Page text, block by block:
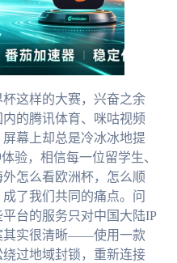
这样的大赛，兴奋之余
的腾讯体育、咪咕视频
幕上却总是冷冰冰地提
验，相信每一位留学生、
怎么看欧洲杯，怎么顺
了我们共同的痛点。问
台的服务只对中国大陆IP
其实很清晰——使用一款
过地域封锁，重新连接